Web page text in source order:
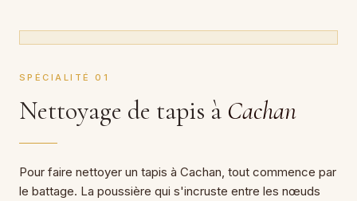
SPÉCIALITÉ 01
Nettoyage de tapis à Cachan
Pour faire nettoyer un tapis à Cachan, tout commence par
le battage. La poussière qui s'incruste entre les nœuds